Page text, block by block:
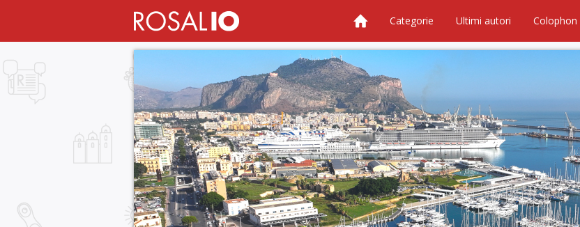
Categorie Ultimi autori Colophon